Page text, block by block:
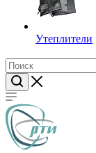
Утеплители